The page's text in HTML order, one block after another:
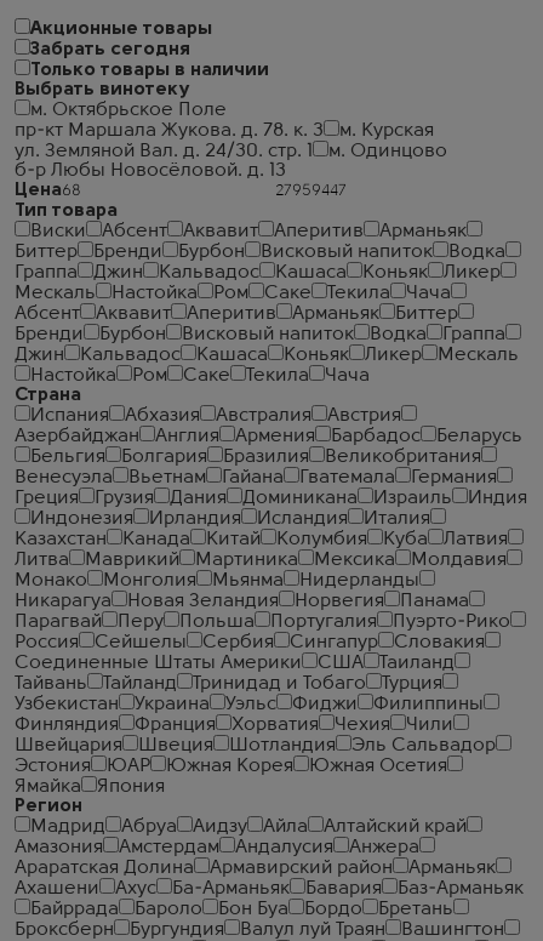
Акционные товары
Забрать сегодня
Только товары в наличии
Выбрать винотеку
м. Октябрьское Поле
пр-кт Маршала Жукова. д. 78. к. 3
м. Курская
ул. Земляной Вал. д. 24/30. стр. 1
м. Одинцово
б-р Любы Новосёловой. д. 13
Цена
Тип товара
Виски
Абсент Аквавит Аперитив
Арманьяк
Биттер
Бренди Бурбон Висковый напиток
Водка
Граппа
Джин Кальвадос Кашаса Коньяк
Ликер
Мескаль
Настойка Ром Саке Текила
Чача
Абсент
Аквавит Аперитив Арманьяк
Биттер
Бренди
Бурбон Висковый напиток Водка
Граппа
Джин
Кальвадос Кашаса Коньяк Ликер
Мескаль
Настойка
Ром Саке Текила
Чача
Страна
Испания
Абхазия Австралия
Австрия
Азербайджан
Англия Армения Барбадос
Беларусь
Бельгия
Болгария Бразилия
Великобритания
Венесуэла
Вьетнам Гайана Гватемала
Германия
Греция
Грузия Дания Доминикана Израиль
Индия
Индонезия
Ирландия Исландия
Италия
Казахстан
Канада Китай Колумбия Куба
Латвия
Литва
Маврикий Мартиника Мексика
Молдавия
Монако
Монголия Мьянма
Нидерланды
Никарагуа
Новая Зеландия Норвегия
Панама
Парагвай
Перу Польша Португалия
Пуэрто-Рико
Россия
Сейшелы Сербия Сингапур
Словакия
Соединенные Штаты Америки
США
Таиланд
Тайвань
Тайланд Тринидад и Тобаго
Турция
Узбекистан
Украина Уэльс Фиджи
Филиппины
Финляндия
Франция Хорватия Чехия
Чили
Швейцария
Швеция Шотландия
Эль Сальвадор
Эстония
ЮАР Южная Корея
Южная Осетия
Ямайка
Япония
Регион
Мадрид
Абруа Аидзу Айла
Алтайский край
Амазония
Амстердам Андалусия
Анжера
Араратская Долина
Армавирский район
Арманьяк
Ахашени
Ахус Ба-Арманьяк Бавария
Баз-Арманьяк
Байррада
Бароло Бон Буа Бордо
Бретань
Броксберн
Бургундия Валул луй Траян
Вашингтон